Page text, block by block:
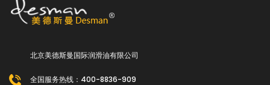
北京美德斯曼国际润滑油有限公司
全国服务热线：400-8836-909